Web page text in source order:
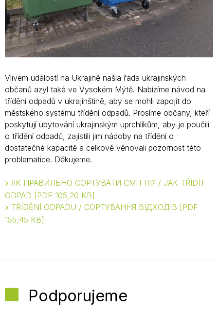
Vlivem událostí na Ukrajině našla řada ukrajinských
občanů azyl také ve Vysokém Mýtě. Nabízíme návod na
třídění odpadů v ukrajinštině, aby se mohli zapojit do
městského systému třídění odpadů. Prosíme občany, kteří
poskytují ubytování ukrajinským uprchlíkům, aby je poučili
o třídění odpadů, zajistili jim nádoby na třídění o
dostatečné kapacitě a celkově věnovali pozornost této
problematice. Děkujeme.
ЯК ПРАВИЛЬНО СОРТУВАТИ СМІТТЯ? / JAK TŘÍDÍT
ODPAD
PDF 105,20 KB
TŘÍDĚNÍ ODPADU / СОРТУВАННЯ ВІДХОДІВ
PDF
155,45 KB
Podporujeme